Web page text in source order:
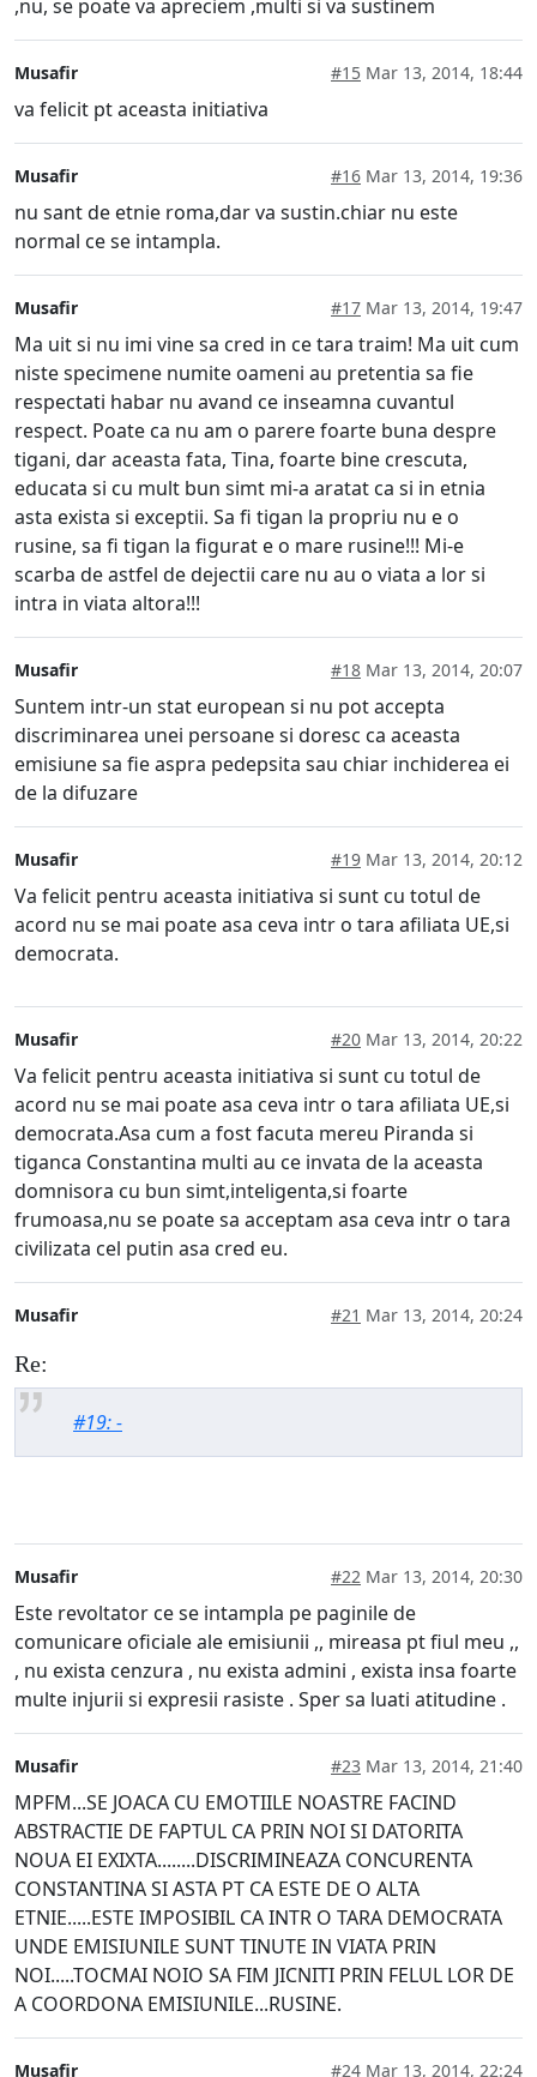
,nu, se poate va apreciem ,multi si va sustinem
Musafir #15 Mar 13, 2014, 18:44
va felicit pt aceasta initiativa
Musafir #16 Mar 13, 2014, 19:36
nu sant de etnie roma,dar va sustin.chiar nu este
normal ce se intampla.
Musafir #17 Mar 13, 2014, 19:47
Ma uit si nu imi vine sa cred in ce tara traim! Ma uit cum
niste specimene numite oameni au pretentia sa fie
respectati habar nu avand ce inseamna cuvantul
respect. Poate ca nu am o parere foarte buna despre
tigani, dar aceasta fata, Tina, foarte bine crescuta,
educata si cu mult bun simt mi-a aratat ca si in etnia
asta exista si exceptii. Sa fi tigan la propriu nu e o
rusine, sa fi tigan la figurat e o mare rusine!!! Mi-e
scarba de astfel de dejectii care nu au o viata a lor si
intra in viata altora!!!
Musafir #18 Mar 13, 2014, 20:07
Suntem intr-un stat european si nu pot accepta
discriminarea unei persoane si doresc ca aceasta
emisiune sa fie aspra pedepsita sau chiar inchiderea ei
de la difuzare
Musafir #19 Mar 13, 2014, 20:12
Va felicit pentru aceasta initiativa si sunt cu totul de
acord nu se mai poate asa ceva intr o tara afiliata UE,si
democrata.
Musafir #20 Mar 13, 2014, 20:22
Va felicit pentru aceasta initiativa si sunt cu totul de
acord nu se mai poate asa ceva intr o tara afiliata UE,si
democrata.Asa cum a fost facuta mereu Piranda si
tiganca Constantina multi au ce invata de la aceasta
domnisora cu bun simt,inteligenta,si foarte
frumoasa,nu se poate sa acceptam asa ceva intr o tara
civilizata cel putin asa cred eu.
Musafir #21 Mar 13, 2014, 20:24
Re:
#19: -
Musafir #22 Mar 13, 2014, 20:30
Este revoltator ce se intampla pe paginile de
comunicare oficiale ale emisiunii ,, mireasa pt fiul meu ,,
, nu exista cenzura , nu exista admini , exista insa foarte
multe injurii si expresii rasiste . Sper sa luati atitudine .
Musafir #23 Mar 13, 2014, 21:40
MPFM...SE JOACA CU EMOTIILE NOASTRE FACIND
ABSTRACTIE DE FAPTUL CA PRIN NOI SI DATORITA
NOUA EI EXIXTA........DISCRIMINEAZA CONCURENTA
CONSTANTINA SI ASTA PT CA ESTE DE O ALTA
ETNIE.....ESTE IMPOSIBIL CA INTR O TARA DEMOCRATA
UNDE EMISIUNILE SUNT TINUTE IN VIATA PRIN
NOI.....TOCMAI NOIO SA FIM JICNITI PRIN FELUL LOR DE
A COORDONA EMISIUNILE...RUSINE.
Musafir #24 Mar 13, 2014, 22:24